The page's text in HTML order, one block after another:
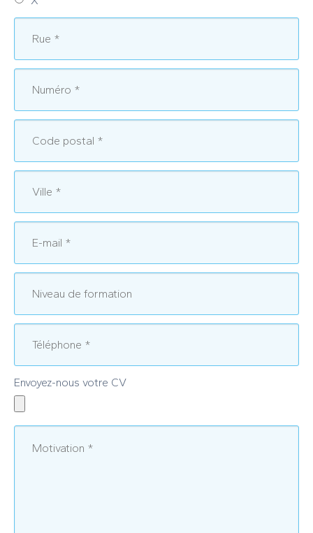
Envoyez-nous votre CV